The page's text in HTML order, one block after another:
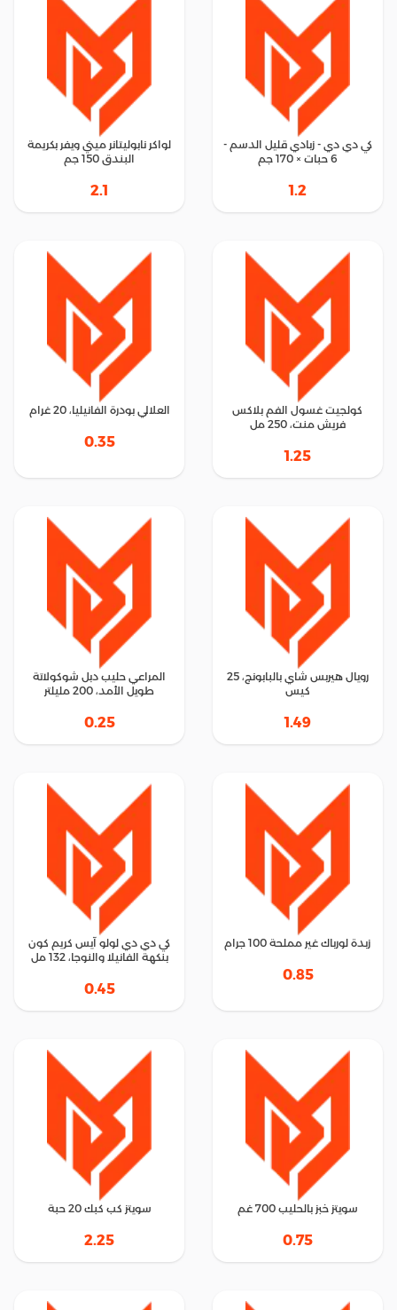
كي دي دي - زبادي قليل الدسم -
6 حبات × 170 جم
1.2
لواكر نابوليتانر ميني ويفر بكريمة
البندق 150 جم
2.1
كولجيت غسول الفم بلاكس
فريش منت، 250 مل
1.25
العلالي بودرة الفانيليا، 20 غرام
0.35
رويال هيربس شاي بالبابونج، 25
كيس
1.49
المراعي حليب دبل شوكولاتة
طويل الأمد، 200 مليلتر
0.25
زبدة لورباك غير مملحة 100 جرام
0.85
كي دي دي لولو آيس كريم كون
بنكهة الفانيلا والنوجا، 132 مل
0.45
سويتز خبز بالحليب 700 غم
0.75
سويتز كب كبك 20 حبة
2.25